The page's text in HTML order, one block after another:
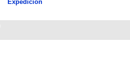
Expedición